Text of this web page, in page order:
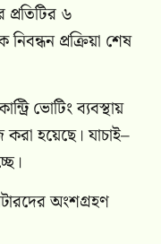
৬
প্রক্রিয়া শেষ
ভোটিং ব্যবস্থায়
হয়েছে। যাচাই–
অংশগ্রহণ